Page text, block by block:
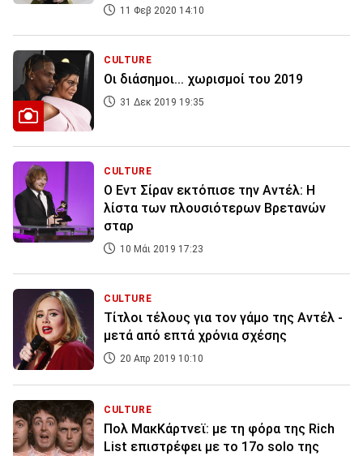
11 Φεβ 2020 14:10
CULTURE
Οι διάσημοι... χωρισμοί του 2019
31 Δεκ 2019 19:35
CULTURE
Ο Εντ Σίραν εκτόπισε την Αντέλ: Η
λίστα των πλουσιότερων Βρετανών
σταρ
10 Μάι 2019 17:23
CULTURE
Τίτλοι τέλους για τον γάμο της Αντέλ -
μετά από επτά χρόνια σχέσης
20 Απρ 2019 10:10
CULTURE
Πολ ΜακΚάρτνεϊ: με τη φόρα της Rich
List επιστρέφει με το 17ο solo της